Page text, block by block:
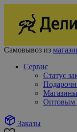
Самовывоз из
Сервис
Статус
Магазины
Оптовым
Заказы